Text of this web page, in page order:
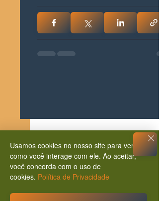
Posts Relacionados
Usamos cookies no nosso site para ver
como você interage com ele. Ao aceitar,
você concorda com o uso de
cookies. Política de Privacidade